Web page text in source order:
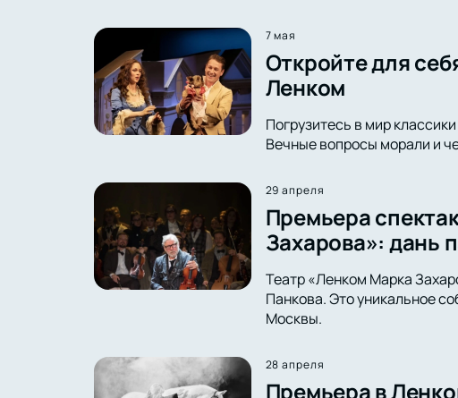
7 мая
Откройте для
Ленком
Погрузитесь в мир
Вечные вопросы морали и
29 апреля
Премьера
Захарова»: дань
Театр «Ленком Марка
Панкова. Это уникальное
Москвы.
28 апреля
Премьера в